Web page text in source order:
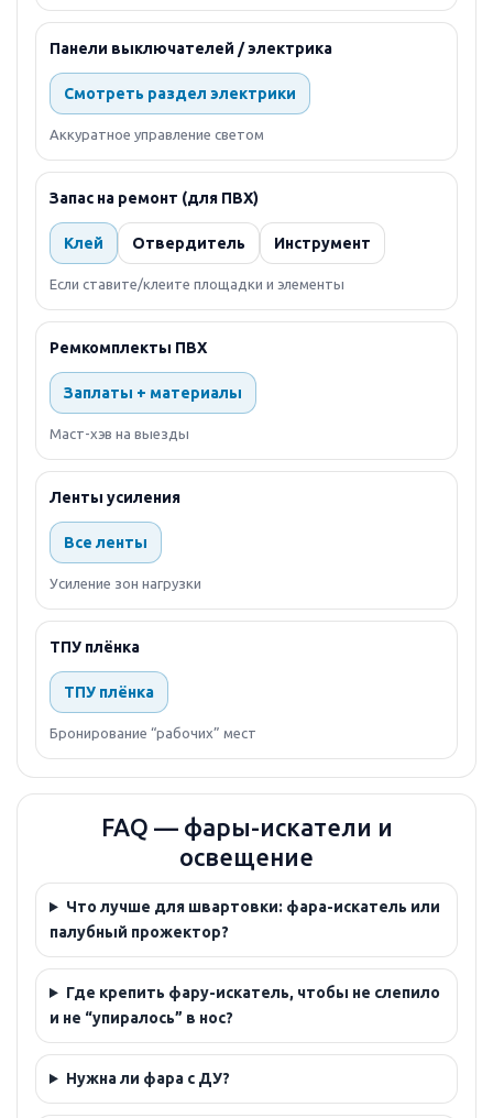
Панели выключателей / электрика
Смотреть раздел электрики
Аккуратное управление светом
Запас на ремонт (для ПВХ)
Клей Отвердитель Инструмент
Если ставите/клеите площадки и элементы
Ремкомплекты ПВХ
Заплаты + материалы
Маст-хэв на выезды
Ленты усиления
Все ленты
Усиление зон нагрузки
ТПУ плёнка
ТПУ плёнка
Бронирование “рабочих” мест
FAQ — фары-искатели и
освещение
Что лучше для швартовки: фара-искатель или
палубный прожектор?
Где крепить фару-искатель, чтобы не слепило
и не “упиралось” в нос?
Нужна ли фара с ДУ?